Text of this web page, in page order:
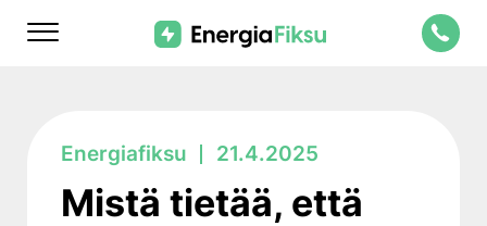
content
Energiafiksu
Mistä tietää, että